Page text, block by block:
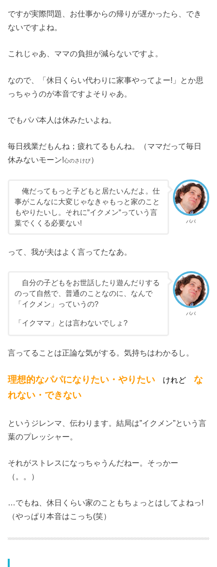
ですが実際問題、お仕事からの帰りが遅かったら、でき
ないですよね。
これじゃあ、ママの負担が減らないですよ。
なので、「休日くらい代わりに家事やってよー!」とか思
っちゃうのが本音ですよそりゃあ。
でもパパ本人は休みたいよね。
毎日残業だもんね；疲れてるもんね。（ママだって毎日
休みないモーン!心のさけび）
パパ
俺だってもっと子どもと居たいんだよ。仕
事がこんなに大変じゃなきゃもっと家のこと
もやりたいし。それに”イクメン”っていう言
葉でくくる必要ない!
って、我が夫はよく言ってたなあ。
パパ
自分の子どもをお世話したり遊んだりする
のって自然で、普通のことなのに、なんで
「イクメン」っていうの?
「イクママ」とは言わないでしょ?
言ってることは正論な気がする。気持ちはわかるし。
理想的なパパになりたい・やりたい けれど
な
れない・できない
というジレンマ、伝わります。結局は”イクメン”という言
葉のプレッシャー。
それがストレスになっちゃうんだねー。そっかー
（。。）
…でもね、休日くらい家のこともちょっとはしてよねっ!
（やっぱり本音はこっち(笑）